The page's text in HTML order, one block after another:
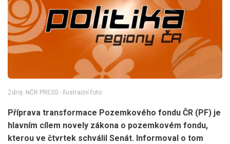
Zdroj: NČR PRESS - Ilustrační foto
Příprava transformace Pozemkového fondu ČR (PF) je
hlavním cílem novely zákona o pozemkovém fondu,
kterou ve čtvrtek schválil Senát. Informoval o tom